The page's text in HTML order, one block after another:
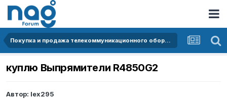
Покупка и продажа телекоммуникационного оборудования
куплю Выпрямители R4850G2
Автор: lex295